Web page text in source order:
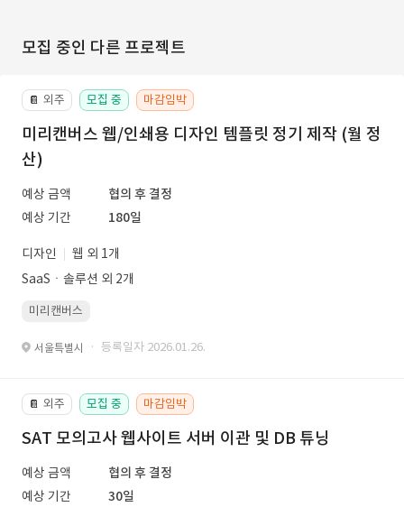
모집 중인 다른 프로젝트
📔 외주 모집 중 마감임박
미리캔버스 웹/인쇄용 디자인 템플릿 정기 제작 (월 정
산)
예상 금액
협의 후 결정
예상 기간
180일
디자인
웹 외 1개
SaaSㆍ솔루션 외 2개
미리캔버스
서울특별시 · 등록일자 2026.01.26.
📔 외주 모집 중 마감임박
SAT 모의고사 웹사이트 서버 이관 및 DB 튜닝
예상 금액
협의 후 결정
예상 기간
30일